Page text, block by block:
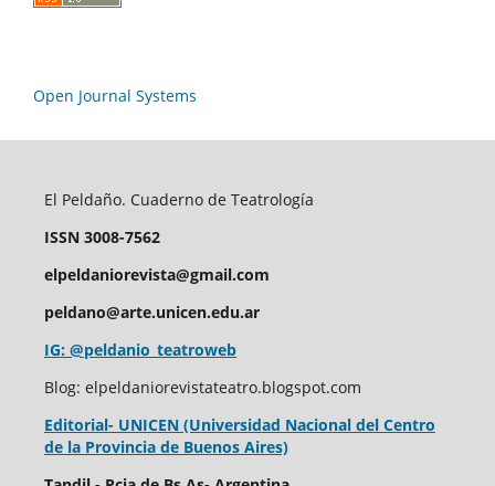
Open Journal Systems
El Peldaño. Cuaderno de Teatrología
ISSN 3008-7562
elpeldaniorevista@gmail.com
peldano@arte.unicen.edu.ar
IG: @peldanio_teatroweb
Blog: elpeldaniorevistateatro.blogspot.com
Editorial- UNICEN (Universidad Nacional del Centro
de la Provincia de Buenos Aires)